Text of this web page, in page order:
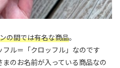
の間では有名な商品。
ル＝「クロッフル」なのです
のお名前が入っている商品なの